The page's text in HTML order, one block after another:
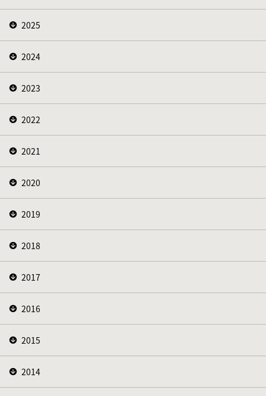
2025
2024
2023
2022
2021
2020
2019
2018
2017
2016
2015
2014